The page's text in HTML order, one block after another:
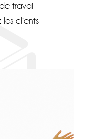
travail
les clients